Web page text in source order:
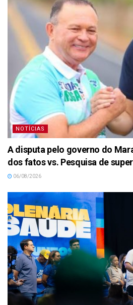
NOTÍCIAS
A disputa pelo governo do
dos fatos vs. Pesquisa de
06/08/2026